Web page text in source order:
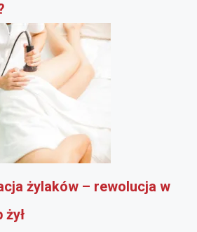
żylaków – rewolucja w